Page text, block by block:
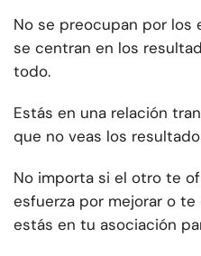
No se preocupan por los
se centran en los
todo.
Estás en una relación
que no veas los
No importa si el otro te
esfuerza por mejorar o
estás en tu asociación